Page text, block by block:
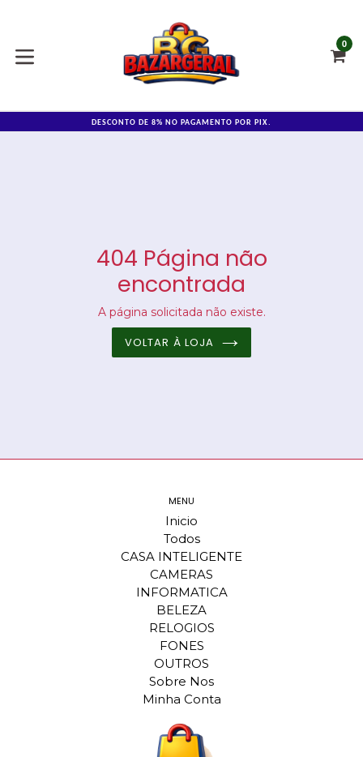
conteúdo
expandir/colapsar
0
DESCONTO DE 8% NO PAGAMENTO POR PIX.
404 Página não
encontrada
A página solicitada não existe.
VOLTAR À LOJA
MENU
Inicio
Todos
CASA INTELIGENTE
CAMERAS
INFORMATICA
BELEZA
RELOGIOS
FONES
OUTROS
Sobre Nos
Minha Conta